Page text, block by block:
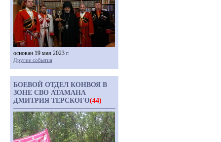
основан 19 мая 2023 г.
Другие события
БОЕВОЙ ОТДЕЛ КОНВОЯ В
ЗОНЕ СВО АТАМАНА
ДМИТРИЯ ТЕРСКОГО(44)